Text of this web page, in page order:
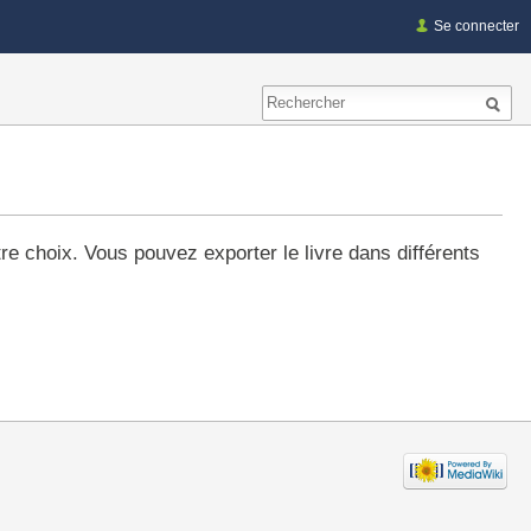
choix. Vous pouvez exporter le livre dans différents
Se connecter